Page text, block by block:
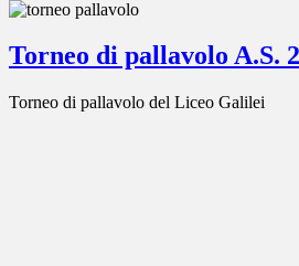
Torneo di pallavolo A.S.
Torneo di pallavolo del Liceo Galilei